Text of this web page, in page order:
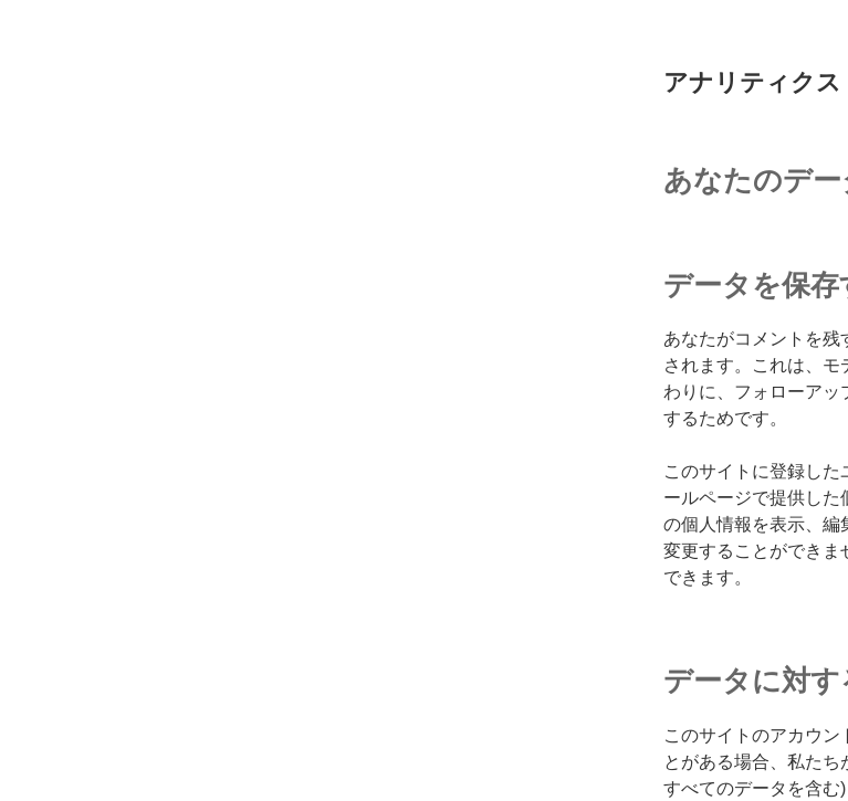
アナリティクス
あなたのデ
データを保存
あなたがコメントを残
されます。これは、
わりに、フォローアッ
するためです。
このサイトに登録した
ールページで提供した
の個人情報を表示、編
変更することができま
できます。
データに対す
このサイトのアカウン
とがある場合、私たち
すべてのデータを含む